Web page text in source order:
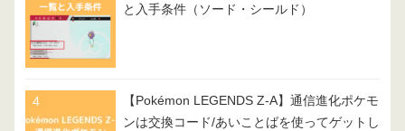
と入手条件（ソード・シールド）
【Pokémon LEGENDS Z-A】通信進化ポケモ
ンは交換コード/あいことばを使ってゲットし